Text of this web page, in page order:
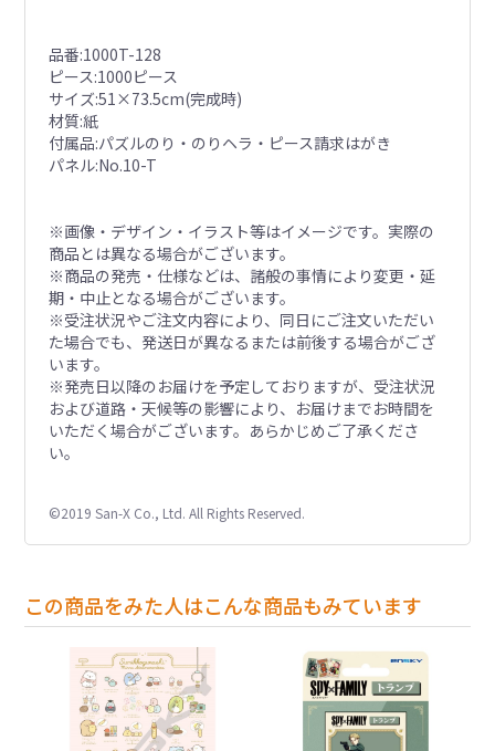
品番:1000T-128
ピース:1000ピース
サイズ:51×73.5cm(完成時)
材質:紙
付属品:パズルのり・のりヘラ・ピース請求はがき
パネル:No.10-T
※画像・デザイン・イラスト等はイメージです。実際の
商品とは異なる場合がございます。
※商品の発売・仕様などは、諸般の事情により変更・延
期・中止となる場合がございます。
※受注状況やご注文内容により、同日にご注文いただい
た場合でも、発送日が異なるまたは前後する場合がござ
います。
※発売日以降のお届けを予定しておりますが、受注状況
および道路・天候等の影響により、お届けまでお時間を
いただく場合がございます。あらかじめご了承くださ
い。
©2019 San-X Co., Ltd. All Rights Reserved.
この商品をみた人はこんな商品もみています